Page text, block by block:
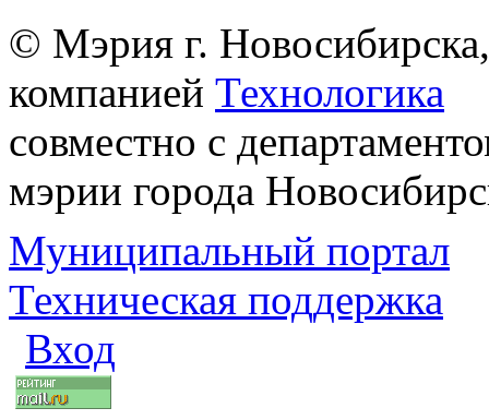
© Мэрия г.
компанией Технологика
совместно с
мэрии города
Муниципальный портал
Техническая поддержка
Вход